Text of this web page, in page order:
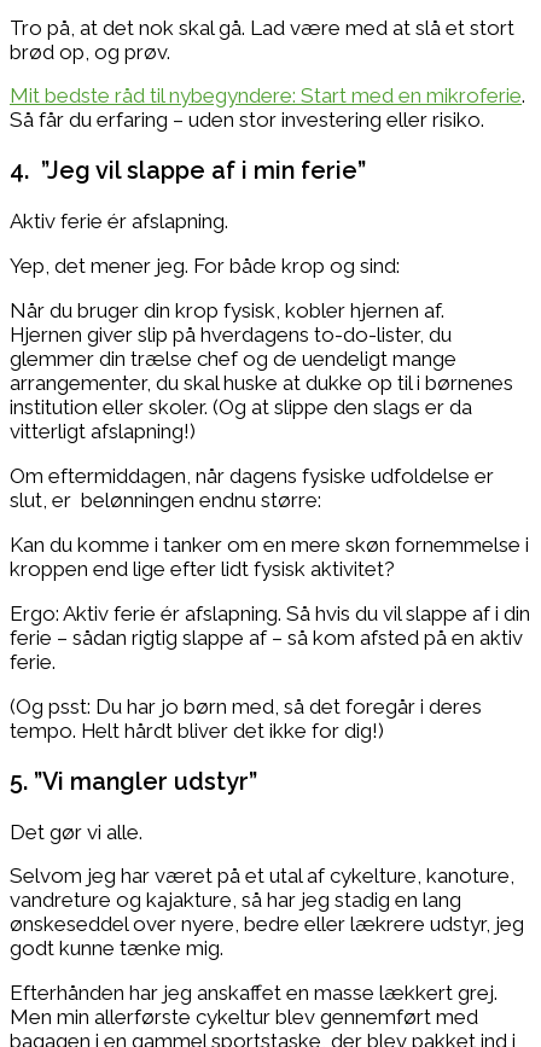
Tro på, at det nok skal gå. Lad være med at slå et stort
brød op, og prøv.
Mit bedste råd til nybegyndere: Start med en mikroferie.
Så får du erfaring – uden stor investering eller risiko.
4. ”Jeg vil slappe af i min ferie”
Aktiv ferie ér afslapning.
Yep, det mener jeg. For både krop og sind:
Når du bruger din krop fysisk, kobler hjernen af.
Hjernen giver slip på hverdagens to-do-lister, du
glemmer din trælse chef og de uendeligt mange
arrangementer, du skal huske at dukke op til i børnenes
institution eller skoler. (Og at slippe den slags er da
vitterligt afslapning!)
Om eftermiddagen, når dagens fysiske udfoldelse er
slut, er belønningen endnu større:
Kan du komme i tanker om en mere skøn fornemmelse i
kroppen end lige efter lidt fysisk aktivitet?
Ergo: Aktiv ferie ér afslapning. Så hvis du vil slappe af i din
ferie – sådan rigtig slappe af – så kom afsted på en aktiv
ferie.
(Og psst: Du har jo børn med, så det foregår i deres
tempo. Helt hårdt bliver det ikke for dig!)
5. ”Vi mangler udstyr”
Det gør vi alle.
Selvom jeg har været på et utal af cykelture, kanoture,
vandreture og kajakture, så har jeg stadig en lang
ønskeseddel over nyere, bedre eller lækrere udstyr, jeg
godt kunne tænke mig.
Efterhånden har jeg anskaffet en masse lækkert grej.
Men min allerførste cykeltur blev gennemført med
bagagen i en gammel sportstaske, der blev pakket ind i